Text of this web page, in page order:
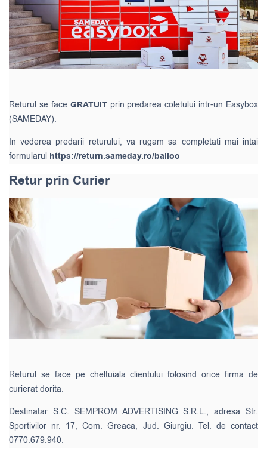
Returul se face GRATUIT prin predarea coletului intr-un Easybox
(SAMEDAY).
In vederea predarii returului, va rugam sa completati mai intai
formularul https://return.sameday.ro/balloo
Retur prin Curier
Returul se face pe cheltuiala clientului folosind orice firma de
curierat dorita.
Destinatar S.C. SEMPROM ADVERTISING S.R.L., adresa Str.
Sportivilor nr. 17, Com. Greaca, Jud. Giurgiu. Tel. de contact
0770.679.940.